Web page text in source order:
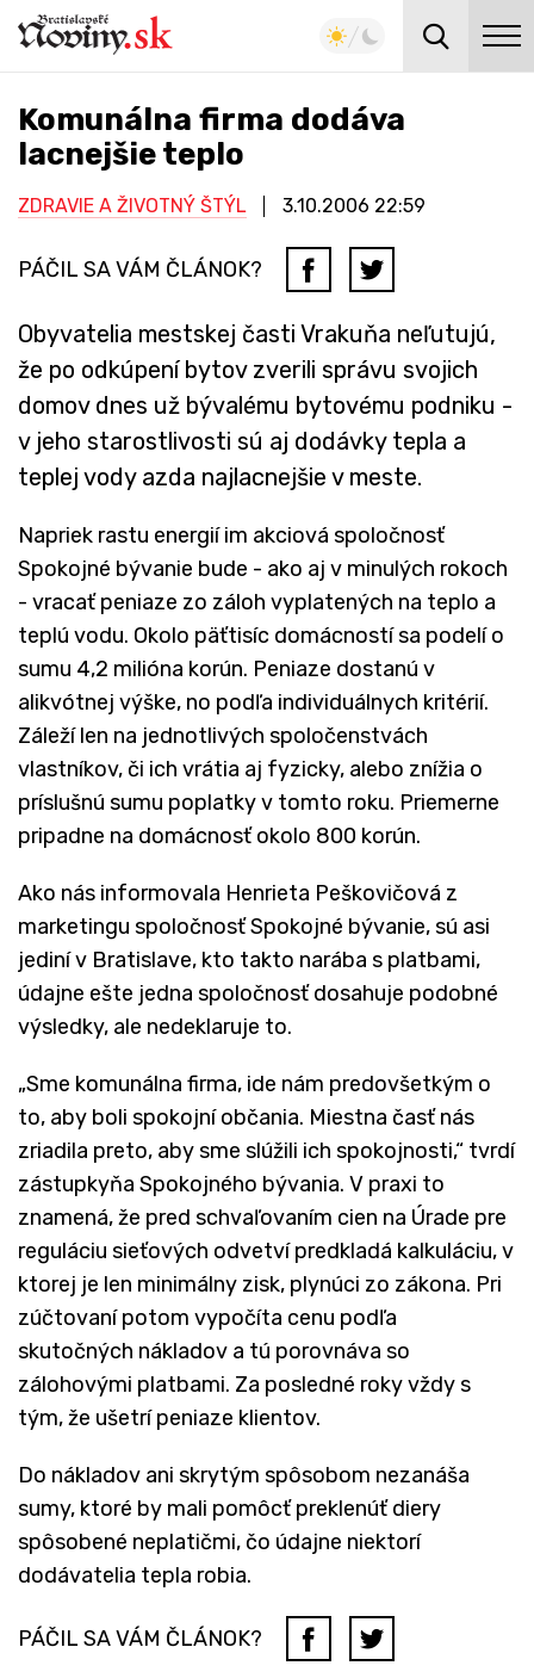
Komunálna firma dodáva
lacnejšie teplo
ZDRAVIE A ŽIVOTNÝ ŠTÝL 3.10.2006 22:59
PÁČIL SA VÁM ČLÁNOK?
Obyvatelia mestskej časti Vrakuňa neľutujú,
že po odkúpení bytov zverili správu svojich
domov dnes už bývalému bytovému podniku -
v jeho starostlivosti sú aj dodávky tepla a
teplej vody azda najlacnejšie v meste.
Napriek rastu energií im akciová spoločnosť
Spokojné bývanie bude - ako aj v minulých rokoch
- vracať peniaze zo záloh vyplatených na teplo a
teplú vodu. Okolo päťtisíc domácností sa podelí o
sumu 4,2 milióna korún. Peniaze dostanú v
alikvótnej výške, no podľa individuálnych kritérií.
Záleží len na jednotlivých spoločenstvách
vlastníkov, či ich vrátia aj fyzicky, alebo znížia o
príslušnú sumu poplatky v tomto roku. Priemerne
pripadne na domácnosť okolo 800 korún.
Ako nás informovala Henrieta Peškovičová z
marketingu spoločnosť Spokojné bývanie, sú asi
jediní v Bratislave, kto takto narába s platbami,
údajne ešte jedna spoločnosť dosahuje podobné
výsledky, ale nedeklaruje to.
„Sme komunálna firma, ide nám predovšetkým o
to, aby boli spokojní občania. Miestna časť nás
zriadila preto, aby sme slúžili ich spokojnosti,“ tvrdí
zástupkyňa Spokojného bývania. V praxi to
znamená, že pred schvaľovaním cien na Úrade pre
reguláciu sieťových odvetví predkladá kalkuláciu, v
ktorej je len minimálny zisk, plynúci zo zákona. Pri
zúčtovaní potom vypočíta cenu podľa
skutočných nákladov a tú porovnáva so
zálohovými platbami. Za posledné roky vždy s
tým, že ušetrí peniaze klientov.
Do nákladov ani skrytým spôsobom nezanáša
sumy, ktoré by mali pomôcť preklenúť diery
spôsobené neplatičmi, čo údajne niektorí
dodávatelia tepla robia.
PÁČIL SA VÁM ČLÁNOK?